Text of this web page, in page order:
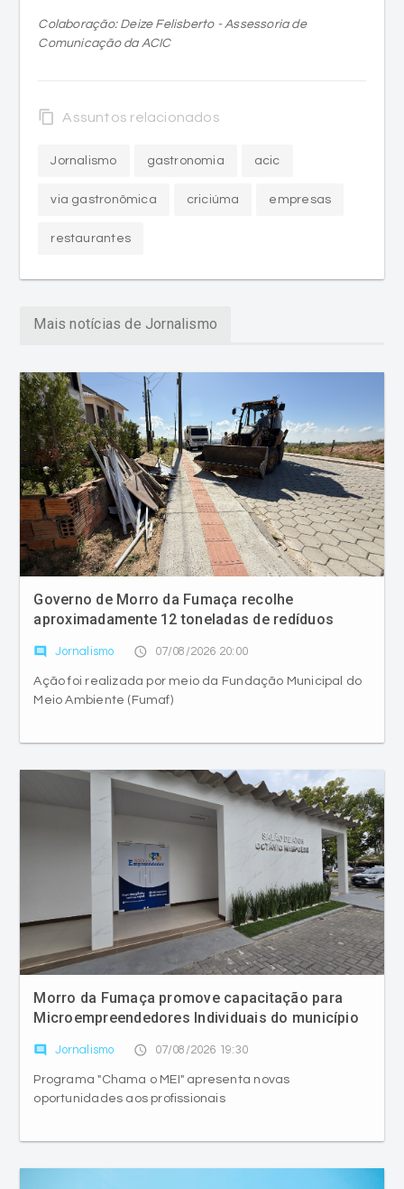
Colaboração: Deize Felisberto - Assessoria de
Comunicação da ACIC
content_copy Assuntos relacionados
Jornalismo gastronomia acic
via gastronômica criciúma empresas
restaurantes
Mais notícias de Jornalismo
Governo de Morro da Fumaça recolhe
aproximadamente 12 toneladas de redíduos
comment Jornalismo access_time 07/08/2026 20:00
Ação foi realizada por meio da Fundação Municipal do
Meio Ambiente (Fumaf)
Morro da Fumaça promove capacitação para
Microempreendedores Individuais do município
comment Jornalismo access_time 07/08/2026 19:30
Programa "Chama o MEI" apresenta novas
oportunidades aos profissionais